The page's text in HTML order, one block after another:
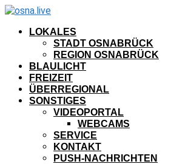
LOKALES
STADT OSNABRÜCK
REGION OSNABRÜCK
BLAULICHT
FREIZEIT
ÜBERREGIONAL
SONSTIGES
VIDEOPORTAL
WEBCAMS
SERVICE
KONTAKT
PUSH-NACHRICHTEN